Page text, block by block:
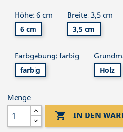
Höhe: 6 cm
6 cm
Breite: 3,5 cm
3,5 cm
Farbgebung: farbig
farbig Holz
Menge
 IN DEN